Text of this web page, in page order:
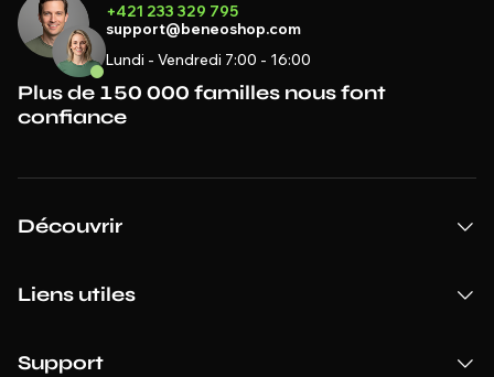
+421 233 329 795
support@beneoshop.com
Lundi - Vendredi 7:00 - 16:00
Plus de 150 000 familles nous font
confiance
Découvrir
Liens utiles
Support